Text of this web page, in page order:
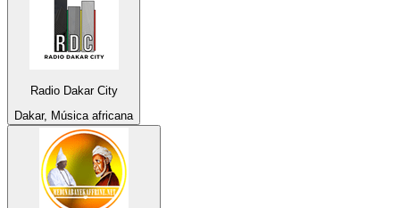
Radio Dakar City
Dakar, Música africana